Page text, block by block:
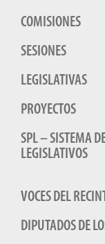
COMISIONES
SESIONES
LEGISLATIVAS
PROYECTOS
SPL – SISTEMA
LEGISLATIVOS
VOCES DEL
DIPUTADOS DE